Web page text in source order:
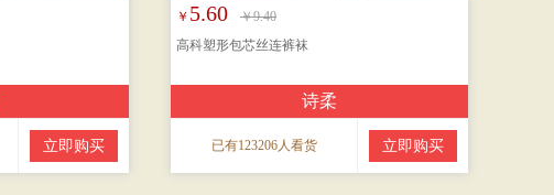
立即购买
￥ 5.60
￥9.40
高科塑形包芯丝连裤袜
诗柔
已有123206人看货 立即购买